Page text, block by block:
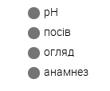
pH
посів
огляд
анамнез